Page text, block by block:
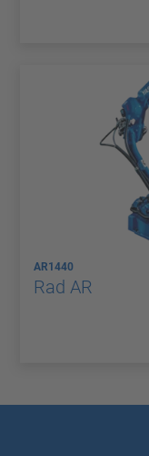
AR1440
Rad AR